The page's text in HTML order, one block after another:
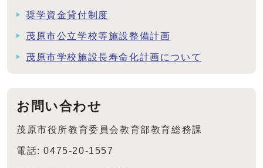
奨学資金貸付制度
茂原市公立学校等施設整備計画
茂原市学校施設長寿命化計画について
お問い合わせ
茂原市役所教育委員会教育部教育総務課
電話: 0475-20-1557